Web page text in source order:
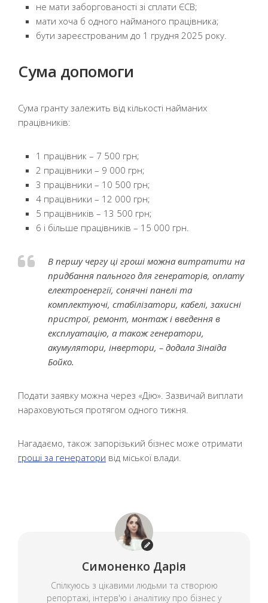
не мати заборгованості зі сплати ЄСВ;
мати хоча б одного найманого працівника;
бути зареєстрованим до 1 грудня 2025 року.
Сума допомоги
Сума гранту залежить від кількості найманих
працівників:
1 працівник – 7 500 грн;
2 працівники – 9 000 грн;
3 працівники – 10 500 грн;
4 працівники – 12 000 грн;
5 працівників – 13 500 грн;
6 і більше працівників – 15 000 грн.
В першу чергу ці гроші можна витратити на
придбання пального для генераторів, оплату
електроенергії, сонячні панелі та
комплектуючі, стабілізатори, кабелі, захисні
пристрої, ремонт, монтаж і введення в
експлуатацію, а також генератори,
акумулятори, інвертори, – додала Зінаїда
Бойко.
Подати заявку можна через «Дію». Зазвичай виплати
нараховуються протягом одного тижня.
Нагадаємо, також запорізький бізнес може отримати
гроші за генератори від міської влади.
Симоненко Дарія
Спілкуюсь з цікавими людьми та створюю
репортажі, інтерв'ю і аналітику про бізнес у